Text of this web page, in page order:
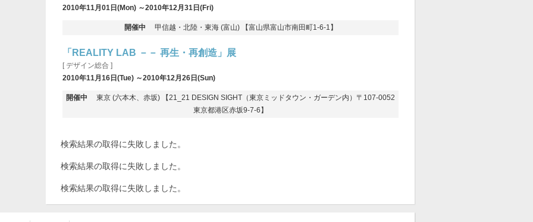
2010年11月01日(Mon) ～2010年12月31日(Fri)
開催中 甲信越・北陸・東海 (富山) 【富山県富山市南田町1-6-1】
「REALITY LAB －－ 再生・再創造」展
[ デザイン総合 ]
2010年11月16日(Tue) ～2010年12月26日(Sun)
開催中 東京 (六本木、赤坂) 【21_21 DESIGN SIGHT（東京ミッドタウン・ガーデン内）〒107-0052
東京都港区赤坂9-7-6】
検索結果の取得に失敗しました。
検索結果の取得に失敗しました。
検索結果の取得に失敗しました。